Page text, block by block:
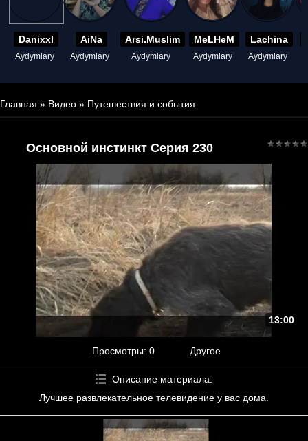
Danixxl
Aydymlary
AiNa
Aydymlary
Arsi.Muslim
Aydymlary
MeLHeM
Aydymlary
Lachina
Aydymlary
Главная » Видео » Путешествия и события
Основной инстинкт Серия 230
13:00
Просмотры: 0 Другое
Описание материала:
Лучшее развлекательное телевидение у вас дома.